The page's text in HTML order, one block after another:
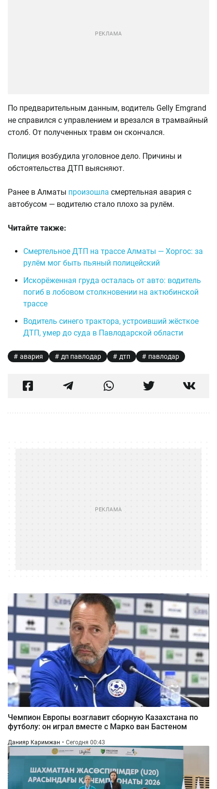
По предварительным данным, водитель Gelly Emgrand
не справился с управлением и врезался в трамвайный
столб. От полученных травм он скончался.
Полиция возбудила уголовное дело. Причины и
обстоятельства ДТП выясняют.
Ранее в Алматы произошла смертельная авария с
автобусом — водителю стало плохо за рулём.
Читайте также:
Смертельное ДТП на трассе Алматы — Хоргос: за
рулём мог быть пьяный полицейский
Искорёженная груда осталась от авто: водитель
погиб в лобовом столкновении на актюбинской
трассе
Водитель синего трактора, устроивший жёсткое
ДТП, умер до суда в Павлодарской области
авария дп павлодар дтп павлодар
Чемпион Европы возглавит сборную Казахстана по
футболу: он играл вместе с Марко ван Бастеном
Данияр Каримжан Сегодня 00:43